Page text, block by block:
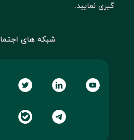
گیری نمایید.
شبکه های